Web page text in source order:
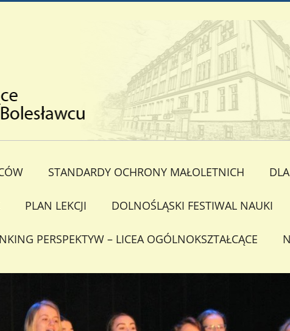
STANDARDY OCHRONY MAŁOLETNICH
PLAN LEKCJI DOLNOŚLĄSKI FESTIWAL NAUKI
PERSPEKTYW – LICEA OGÓLNOKSZTAŁCĄCE